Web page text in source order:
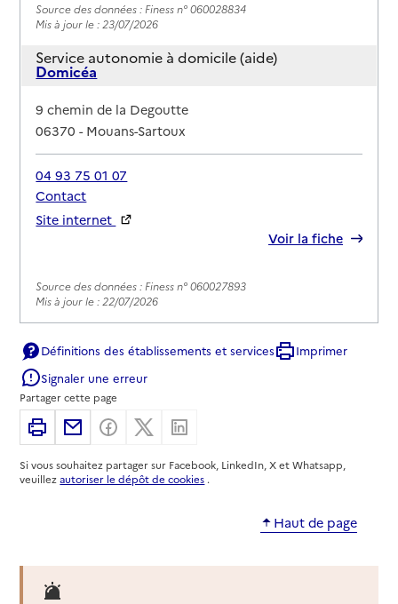
Source des données : Finess n° 060028834
Mis à jour le : 23/07/2026
Service autonomie à domicile (aide)
Domicéa
Adresse
9 chemin de la Degoutte
06370-Mouans-Sartoux
04 93 75 01 07
Contact
Site internet
Voir la fiche
Source des données : Finess n° 060027893
Mis à jour le : 22/07/2026
Home & Care
Adresse
251 chemin des Gourettes
06370-Mouans-Sartoux
Contact
Service autonomie à domicile (aide)
Définitions des établissements et services
Imprimer
Signaler une erreur
Partager cette page
ImprimerPartager par email
Partager sur Facebook
Partager sur X
Si vous souhaitez partager sur Facebook, LinkedIn, X et Whatsapp,
veuillezautoriser le dépôt de cookies .
Haut de page